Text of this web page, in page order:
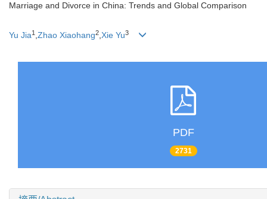
Marriage and Divorce in China: Trends and Global Comparison
Yu Jia1 Zhao Xiaohang2 Xie Yu3
PDF
2731